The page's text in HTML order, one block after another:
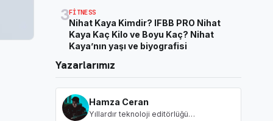
3FITNESS
Nihat Kaya Kimdir? IFBB PRO Nihat
Kaya Kaç Kilo ve Boyu Kaç? Nihat
Kaya’nın yaşı ve biyografisi
Yazarlarımız
Hamza Ceran
Yıllardır teknoloji editörlüğü…